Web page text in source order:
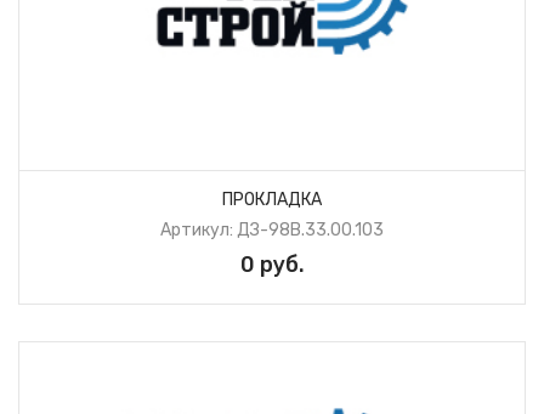
ПРОКЛАДКА
Артикул: ДЗ-98В.33.00.103
0 руб.